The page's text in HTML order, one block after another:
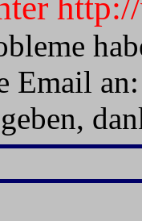
Email